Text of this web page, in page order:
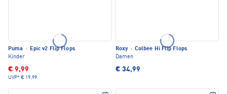
Puma · Epic v2 Flip Flops
Kinder
€ 9,99
UVP* € 19,99
Roxy · Colbee Hi Flip Flops
Damen
€ 34,99